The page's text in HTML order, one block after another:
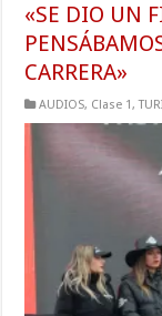
«SE DIO UN
CARRERA»
AUDIOS, Clase 1,